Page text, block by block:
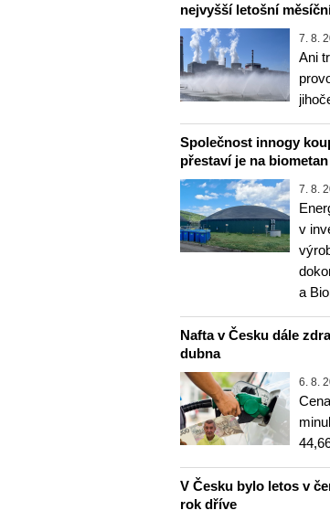
nejvyšší letošní
7. 8.
Ani
Společnost innogy
přestaví je na biometan
7. 8.
v
a
Nafta v Česku dále
dubna
6. 8.
V Česku bylo letos v
rok dříve